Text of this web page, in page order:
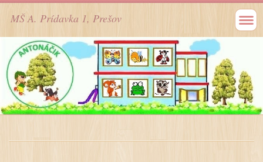
MŠ A. Prídavka 1, Prešov